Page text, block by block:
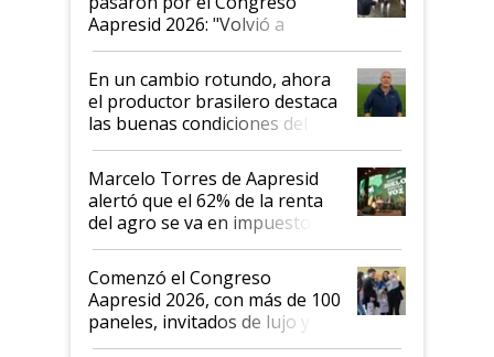
Aapresid 2026: "Volvió a
demostrar que hablar del
suelo es hablar de todo el
sistema productivo"
En un cambio rotundo, ahora
el productor brasilero destaca
las buenas condiciones del
agro argentino para invertir:
"Los veo más motivados"
Marcelo Torres de Aapresid
alertó que el 62% de la renta
del agro se va en impuestos:
"No es bueno que en
Argentina se sigan discutiendo
las mismas cosas de hace 50
años"
Comenzó el Congreso
Aapresid 2026, con más de 100
paneles, invitados de lujo y
todas las tendencias